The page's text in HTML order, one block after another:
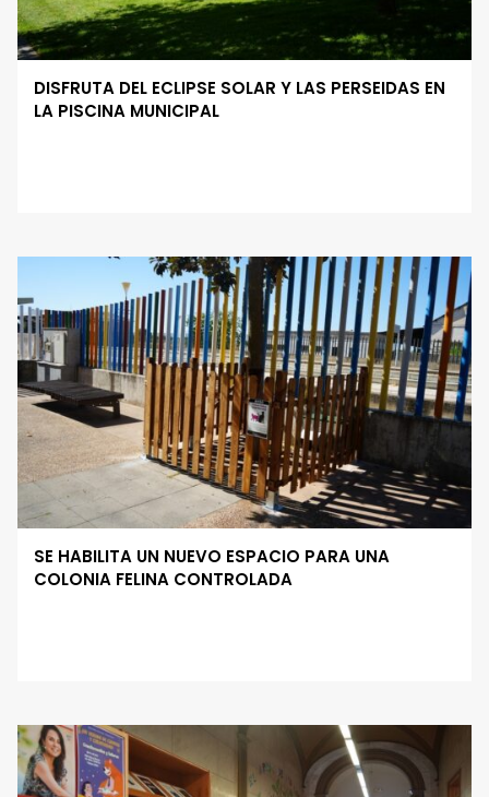
DISFRUTA DEL ECLIPSE SOLAR Y LAS PERSEIDAS EN
LA PISCINA MUNICIPAL
SE HABILITA UN NUEVO ESPACIO PARA UNA
COLONIA FELINA CONTROLADA